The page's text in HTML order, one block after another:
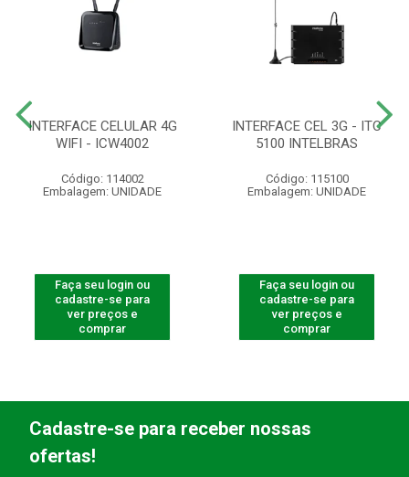
INTERFACE CELULAR 4G
WIFI - ICW4002
Código: 114002
Embalagem: UNIDADE
Faça seu login ou
cadastre-se para
ver preços e
comprar
INTERFACE CEL 3G - ITC
5100 INTELBRAS
Código: 115100
Embalagem: UNIDADE
Faça seu login ou
cadastre-se para
ver preços e
comprar
Cadastre-se para receber nossas
ofertas!